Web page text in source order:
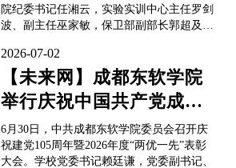
院纪委书记任湘云，实验实训中心主任罗剑
波、副主任巫家敏，保卫部副部长郭超及相
专家组的到来表示欢迎。他指出，学校始终
将实验室安全工作摆在重要位置，持续健全
管理制度、压实各级管理责任，稳步推进实
验室安全标准化建设。他表示...
2026-07-02
【未来网】成都东软学院
举行庆祝中国共产党成立
105周年暨2026年度“两优
一...
6月30日，中共成都东软学院委员会召开庆
祝建党105周年暨2026年度“两优一先”表彰
大会。学校党委书记赖廷谦，党委副书记、